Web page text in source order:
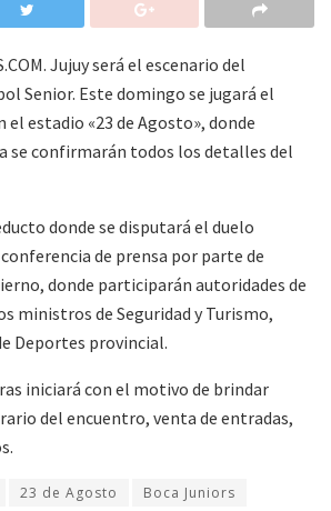
Jujuy será el escenario del
Senior. Este domingo se jugará el
el estadio «23 de Agosto», donde
se confirmarán todos los detalles del
donde se disputará el duelo
de prensa por parte de
donde participarán autoridades de
ministros de Seguridad y Turismo,
Deportes provincial.
iniciará con el motivo de brindar
del encuentro, venta de entradas,
23 de Agosto
Boca Juniors